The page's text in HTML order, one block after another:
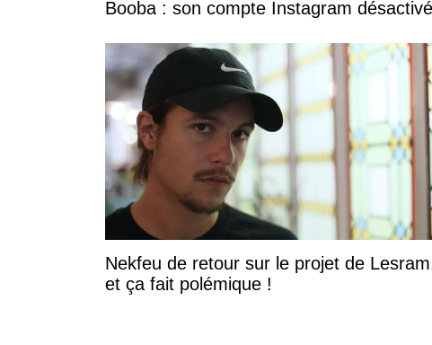
Booba : son compte Instagram
Nekfeu de retour sur le projet de
et ça fait polémique !